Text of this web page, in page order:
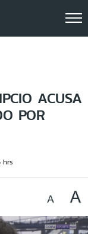
ACUSA
POR
hrs